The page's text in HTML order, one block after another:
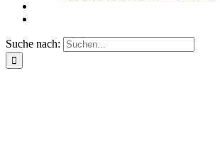
Suche nach: